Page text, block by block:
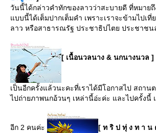
วันนี้ได้กล่าวคำทักของลาวว่าสะบายดี ที่หมาย
บบนี้ได้เต็มปากเต็มคำ เพราะเราจะข้ามไปเ
ลาว หรือสาธารณรัฐ ประชาธิปไตย ประชาชน
[ เนื้อนวลนาง & นกนางนวล ]
เป็นอีกครั้งแล้วนะคะที่เราได้มีโอกาสไป สถาน
ไปถ่ายภาพนกอ้วนๆ เหล่านี้อ่ะค่ะ และไปครั้งนี้
อีก 2 คนค่ะ [ ท ริ ป ทุ่ ง ท า น